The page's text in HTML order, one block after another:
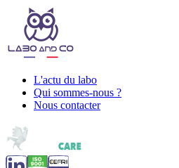
L'actu du labo
Qui sommes-nous ?
Nous contacter